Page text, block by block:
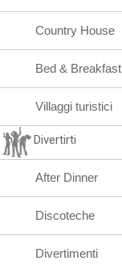
Country House
Bed & Breakfast
Villaggi turistici
Divertirti
After Dinner
Discoteche
Divertimenti